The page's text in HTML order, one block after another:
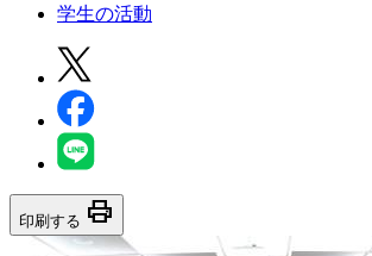
学生の活動
印刷する print